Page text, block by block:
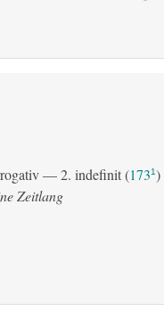
— 2. indefinit(1731)
Zeitlang